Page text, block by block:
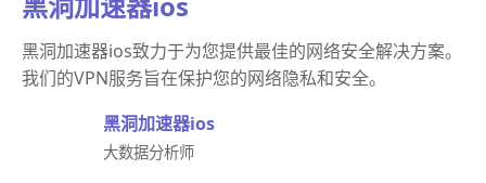
黑洞加速器ios致力于为您提供最佳的网络安全解决方案。
我们的VPN服务旨在保护您的网络隐私和安全。
黑洞加速器ios
大数据分析师